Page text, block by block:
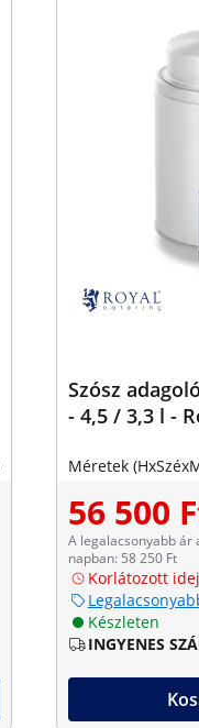
Szósz
- 4,5 / 3,3 l -
Méretek
56 500
A legalacsonyabb ár
napban: 58 250 Ft
Korlátozott
Készleten
INGYENES